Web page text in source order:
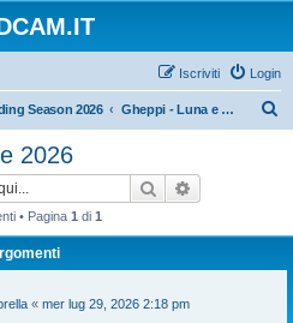
Login
Iscriviti
Season 2026 Gheppi - Luna e Orione 2026
2026
Cerca
• Pagina 1 di 1
« mer lug 29, 2026 2:18 pm